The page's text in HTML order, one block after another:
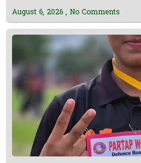
August 6, 2026 No Comments